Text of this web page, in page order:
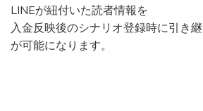
LINEが紐付いた読者情報を
入金反映後のシナリオ登録時に引き
が可能になります。